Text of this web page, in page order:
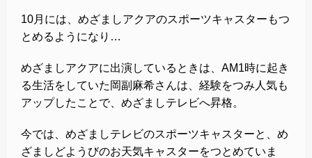
10月には、めざましアクアのスポーツキャスターもつ
とめるようになり…
めざましアクアに出演しているときは、AM1時に起き
る生活をしていた岡副麻希さんは、経験をつみ人気も
アップしたことで、めざましテレビへ昇格。
今では、めざましテレビのスポーツキャスターと、め
ざましどようびのお天気キャスターをつとめていま